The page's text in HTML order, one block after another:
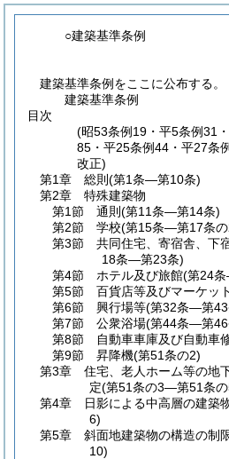
○建築基準条例
建築基準条例をここに公布する。
建築基準条例
目次
(昭53条例19・平5条例31
85・平25条例44・平27条
改正)
第1章
総則 (第1条―第10条)
第2章
特殊建築物
第1節
通則 (第11条―第14条)
第2節
学校(第15条―第17条
第3節
共同住宅、寄宿舎、下
18条―第23条)
第4節
ホテル及び旅館(第24
第5節
百貨店等及びマーケット
第6節
興行場等(第32条―第43
第7節
公衆浴場(第44条―第46
第8節
自動車車庫及び自動車
第9節
昇降機(第51条の2)
第3章
住宅、老人ホーム等の地
定(第51条の3―第51条
第4章
日影による中高層の建築
6)
第5章
斜面地建築物の構造の制
10)